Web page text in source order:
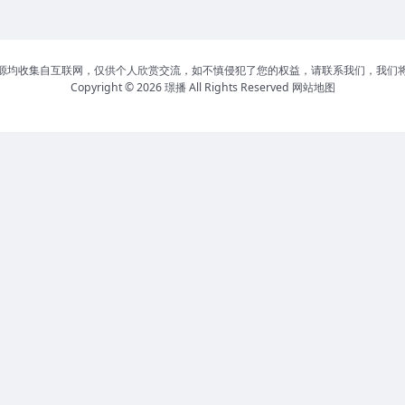
均收集自互联网，仅供个人欣赏交流，如不慎侵犯了您的权益，请联系我们，我们
Copyright © 2026璟播All Rights Reserved 网站地图